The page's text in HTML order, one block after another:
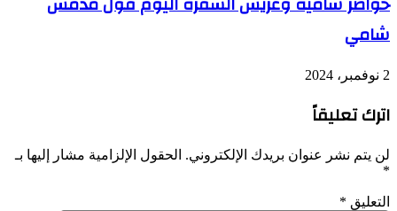
شامي
2 نوفمبر، 2024
اترك تعليقاً
لن يتم نشر عنوان بريدك الإلكتروني. الحقول الإلزامية مشار إليها بـ
*
التعليق *